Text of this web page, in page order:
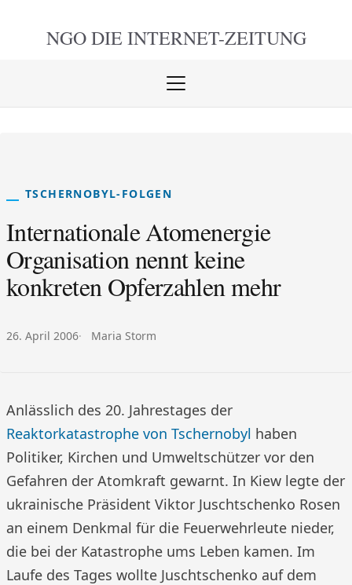
NGO DIE INTERNET-ZEITUNG
Menü
TSCHERNOBYL-FOLGEN
Internationale Atomenergie
Organisation nennt keine
konkreten Opferzahlen mehr
Veröffentlicht am:
26. April 2006 Autor:
Maria Storm
Anlässlich des 20. Jahrestages der
Reaktorkatastrophe von Tschernobyl haben
Politiker, Kirchen und Umweltschützer vor den
Gefahren der Atomkraft gewarnt. In Kiew legte der
ukrainische Präsident Viktor Juschtschenko Rosen
an einem Denkmal für die Feuerwehrleute nieder,
die bei der Katastrophe ums Leben kamen. Im
Laufe des Tages wollte Juschtschenko auf dem